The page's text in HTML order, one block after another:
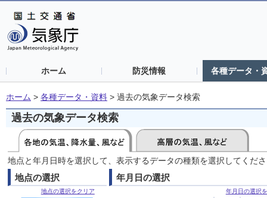
ホーム 防災情報 各種データ・
ホーム > 各種データ・資料 > 過去の気象データ検索
過去の気象データ検索
地点と年月日時を選択して、表示するデータの種類を選択してくだ
地点の選択
地点の選択をクリア
年月日の選択
年月日の選択